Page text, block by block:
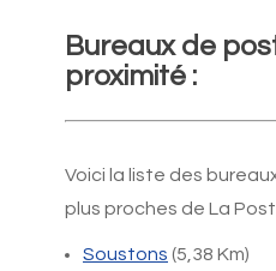
Bureaux de
proximité :
Voici la liste des
plus proches de La
Soustons (5,38 Km)